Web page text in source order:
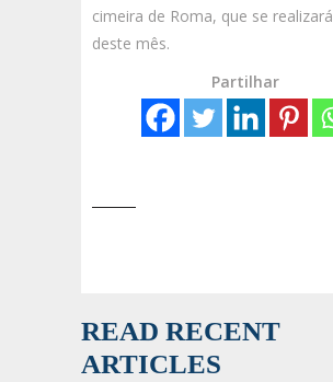
cimeira de Roma, que se
deste mês.
Partilhar
READ RECENT
ARTICLES